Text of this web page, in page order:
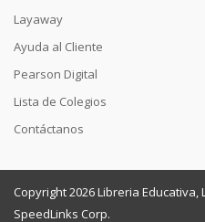
Layaway
Ayuda al Cliente
Pearson Digital
Lista de Colegios
Contáctanos
Copyright 2026 Libreria Educativa,
SpeedLinks Corp.